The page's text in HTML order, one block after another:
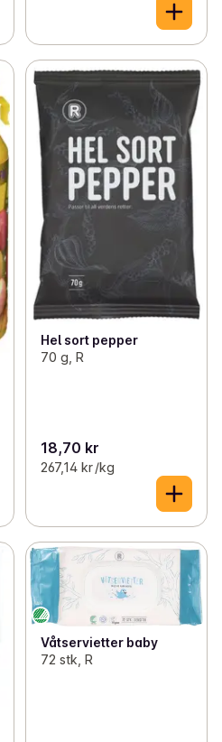
Hel sort pepper
70 g, R
18,70 kr
267,14 kr /kg
Våtservietter baby
72 stk, R